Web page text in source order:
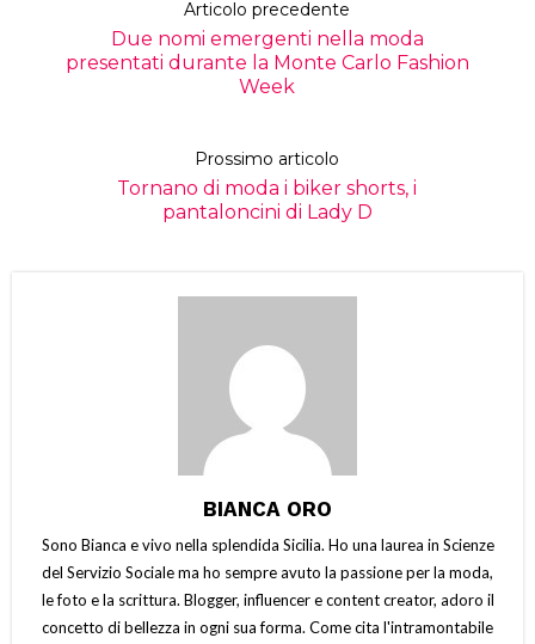
Articolo precedente
Due nomi emergenti nella moda
presentati durante la Monte Carlo Fashion
Week
Prossimo articolo
Tornano di moda i biker shorts, i
pantaloncini di Lady D
BIANCA ORO
Sono Bianca e vivo nella splendida Sicilia. Ho una laurea in Scienze
del Servizio Sociale ma ho sempre avuto la passione per la moda,
le foto e la scrittura. Blogger, influencer e content creator, adoro il
concetto di bellezza in ogni sua forma. Come cita l'intramontabile